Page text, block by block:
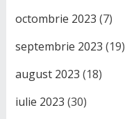
octombrie 2023 (7)
septembrie 2023 (19)
august 2023 (18)
iulie 2023 (30)